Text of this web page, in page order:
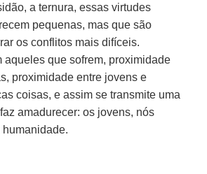
a ternura, essas virtudes
pequenas, mas que são
os conflitos mais difíceis.
aqueles que sofrem, proximidade
proximidade entre jovens e
coisas, e assim se transmite uma
amadurecer: os jovens, nós
humanidade.